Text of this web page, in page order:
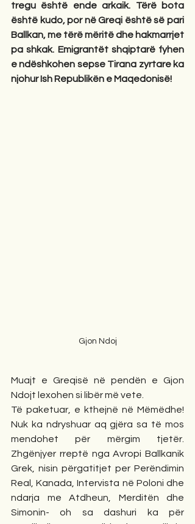
tregu është ende arkaik. Tërë bota
është kudo, por në Greqi është së pari
Ballkan, me tërë mëritë dhe hakmarrjet
pa shkak. Emigrantët shqiptarë fyhen
e ndëshkohen sepse Tirana zyrtare ka
njohur Ish Republikën e Maqedonisë!
Gjon Ndoj
Muajt e Greqisë në pendën e Gjon
Ndojt lexohen si libër më vete.
Të paketuar, e kthejnë në Mëmëdhe!
Nuk ka ndryshuar aq gjëra sa të mos
mendohet për mërgim tjetër.
Zhgënjyer rreptë nga Avropi Ballkanik
Grek, nisin përgatitjet per Perëndimin
Real, Kanada, Intervista në Poloni dhe
ndarja me Atdheun, Merditën dhe
Simonin- oh sa dashuri ka për